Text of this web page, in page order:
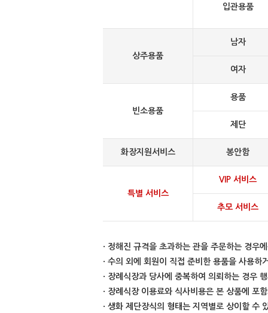
입관용품
상주용품
남자
여자
빈소용품
용품
제단
화장지원서비스 봉안함
특별 서비스
VIP 서비스
추모 서비스
· 정해진 규격을 초과하는 관을 주문하는 경우
· 수의 외에 회원이 직접 준비한 용품을 사용
· 장례식장과 당사에 중복하여 의뢰하는 경우
· 장례식장 이용료와 식사비용은 본 상품에 포
· 생화 제단장식의 형태는 지역별로 상이할 수